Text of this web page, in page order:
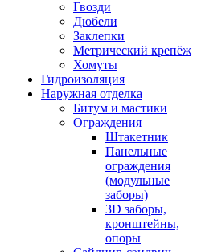
Гвозди
Дюбели
Заклепки
Метрический крепёж
Хомуты
Гидроизоляция
Наружная отделка
Битум и мастики
Ограждения
Штакетник
Панельные
ограждения
(модульные
заборы)
3D заборы,
кронштейны,
опоры